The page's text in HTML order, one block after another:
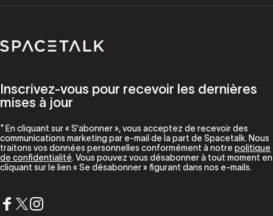
Parler de l'espace
Inscrivez-vous pour recevoir les dernières
mises à jour
* En cliquant sur « S'abonner », vous acceptez de recevoir des
communications marketing par e-mail de la part de Spacetalk. Nous
traitons vos données personnelles conformément à notre politique
de confidentialité. Vous pouvez vous désabonner à tout moment en
cliquant sur le lien « Se désabonner » figurant dans nos e-mails.